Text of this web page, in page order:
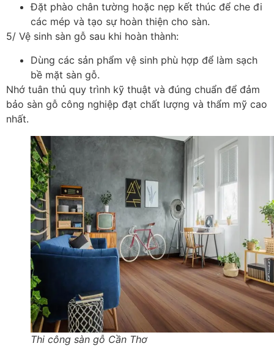
Đặt phào chân tường hoặc nẹp kết thúc để che đi
các mép và tạo sự hoàn thiện cho sàn.
5/ Vệ sinh sàn gỗ sau khi hoàn thành:
Dùng các sản phẩm vệ sinh phù hợp để làm sạch
bề mặt sàn gỗ.
Nhớ tuân thủ quy trình kỹ thuật và đúng chuẩn để đảm
bảo sàn gỗ công nghiệp đạt chất lượng và thẩm mỹ cao
nhất.
Thi công sàn gỗ Cần Thơ